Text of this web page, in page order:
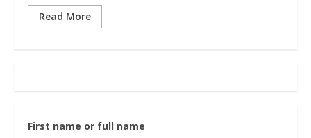
Read More
First name or full name